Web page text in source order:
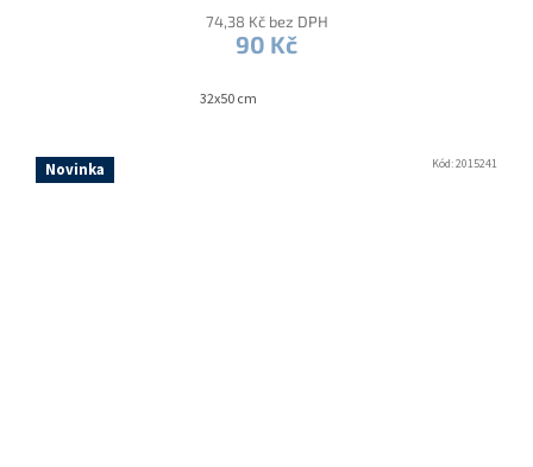
74,38 Kč bez DPH
90 Kč
32x50 cm
Novinka Kód:2015241